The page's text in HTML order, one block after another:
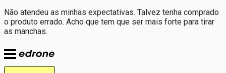
Não atendeu as minhas expectativas. Talvez tenha comprado
o produto errado. Acho que tem que ser mais forte para tirar
as manchas.